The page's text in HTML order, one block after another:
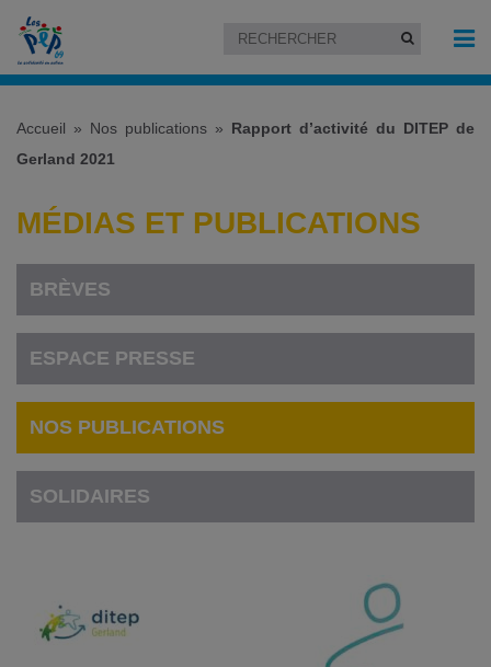
Accueil » Nos publications » Rapport d’activité du DITEP de
Gerland 2021
MÉDIAS ET PUBLICATIONS
BRÈVES
ESPACE PRESSE
NOS PUBLICATIONS
SOLIDAIRES